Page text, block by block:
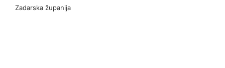
Zadarska županija